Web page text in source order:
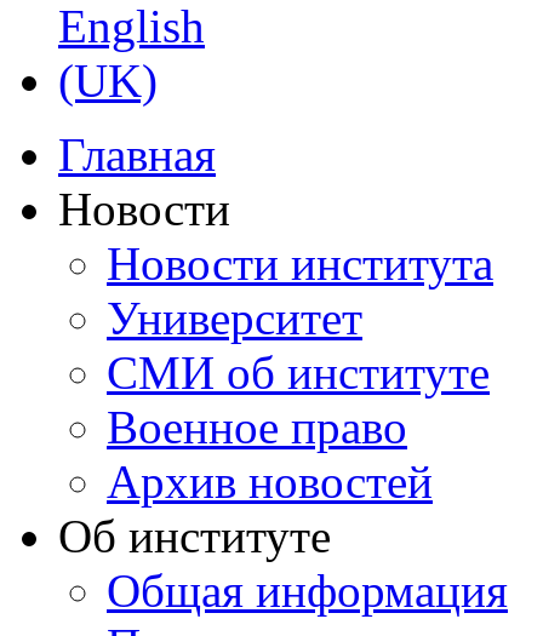
Главная
Новости
Новости института
Университет
СМИ об институте
Военное право
Архив новостей
Об институте
Общая информация